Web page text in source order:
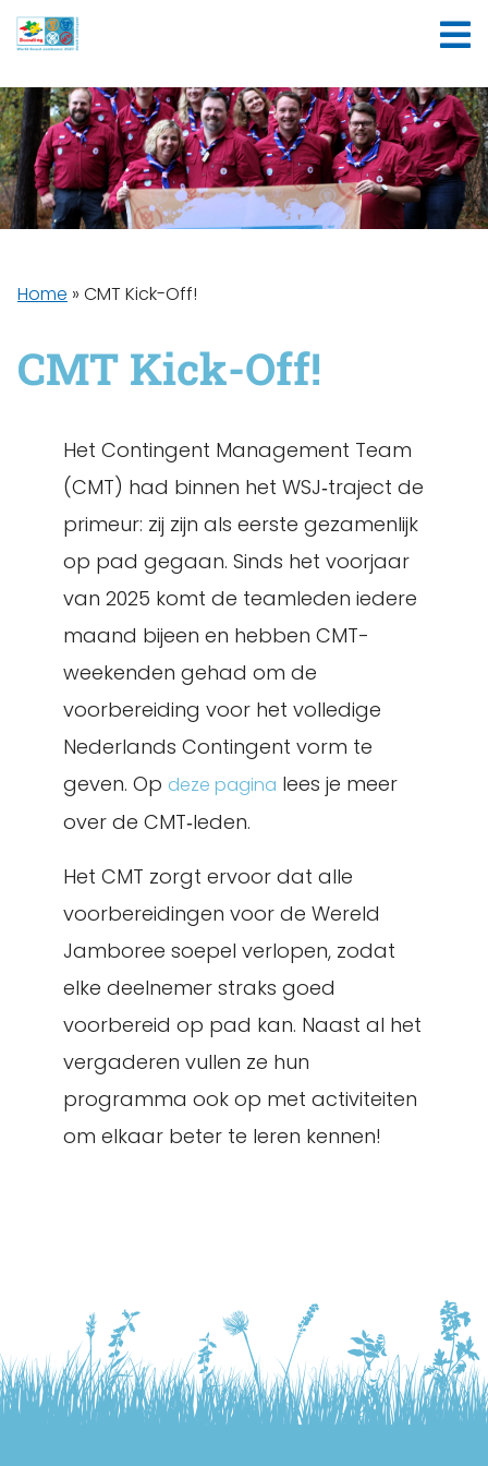
Home » CMT Kick-Off!
CMT Kick-Off!
Het Contingent Management Team
(CMT) had binnen het WSJ‑traject de
primeur: zij zijn als eerste gezamenlijk
op pad gegaan. Sinds het voorjaar
van 2025 komt de teamleden iedere
maand bijeen en hebben CMT-
weekenden gehad om de
voorbereiding voor het volledige
Nederlands Contingent vorm te
geven. Op deze pagina lees je meer
over de CMT‑leden.
Het CMT zorgt ervoor dat alle
voorbereidingen voor de Wereld
Jamboree soepel verlopen, zodat
elke deelnemer straks goed
voorbereid op pad kan. Naast al het
vergaderen vullen ze hun
programma ook op met activiteiten
om elkaar beter te leren kennen!